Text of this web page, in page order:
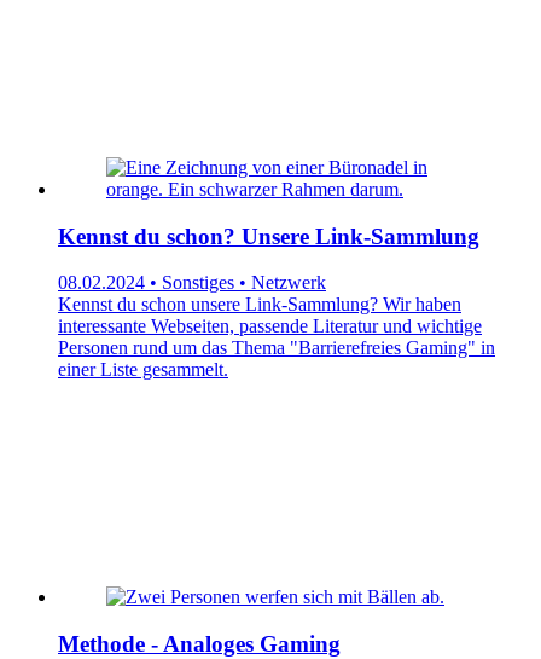
Kennst du schon? Unsere Link-Sammlung
08.02.2024 • Sonstiges • Netzwerk
Kennst du schon unsere Link-Sammlung? Wir haben
interessante Webseiten, passende Literatur und wichtige
Personen rund um das Thema "Barrierefreies Gaming" in
einer Liste gesammelt.
Methode - Analoges Gaming